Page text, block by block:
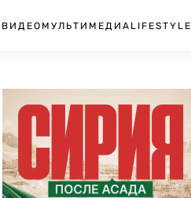
ВИДЕО МУЛЬТИМЕДИА LIFESTYLE